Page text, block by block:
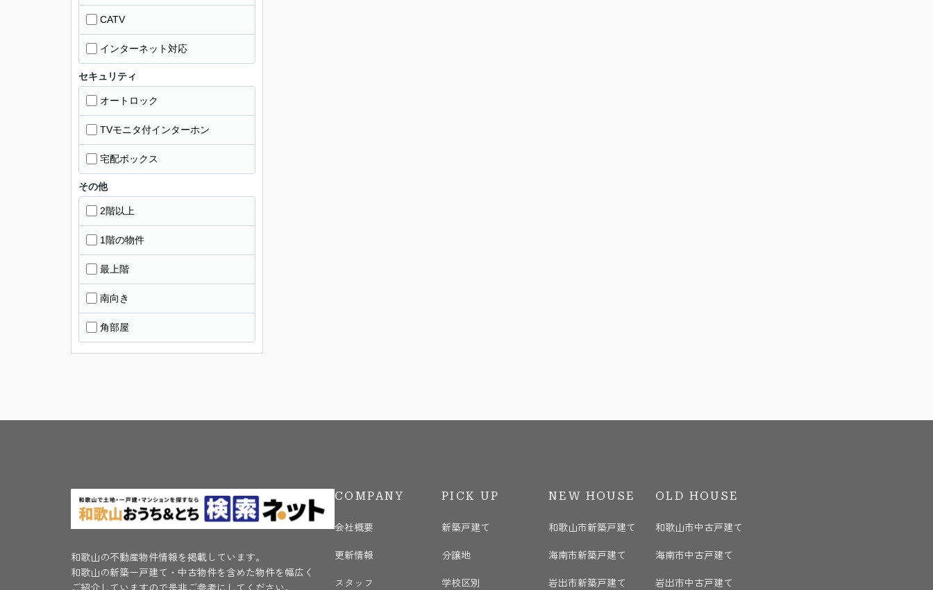
CATV
インターネット対応
セキュリティ
オートロック
TVモニタ付インターホン
宅配ボックス
その他
2階以上
1階の物件
最上階
南向き
角部屋
和歌山の不動産物件情報を掲載しています。
和歌山の新築一戸建て・中古物件を含めた物件を幅広く
ご紹介していますので是非ご参考にしてください。
COMPANY
会社概要
更新情報
スタッフ
PICK UP
新築戸建て
分譲地
学校区別
NEW HOUSE
和歌山市新築戸建て
海南市新築戸建て
岩出市新築戸建て
OLD HOUSE
和歌山市中古戸建て
海南市中古戸建て
岩出市中古戸建て